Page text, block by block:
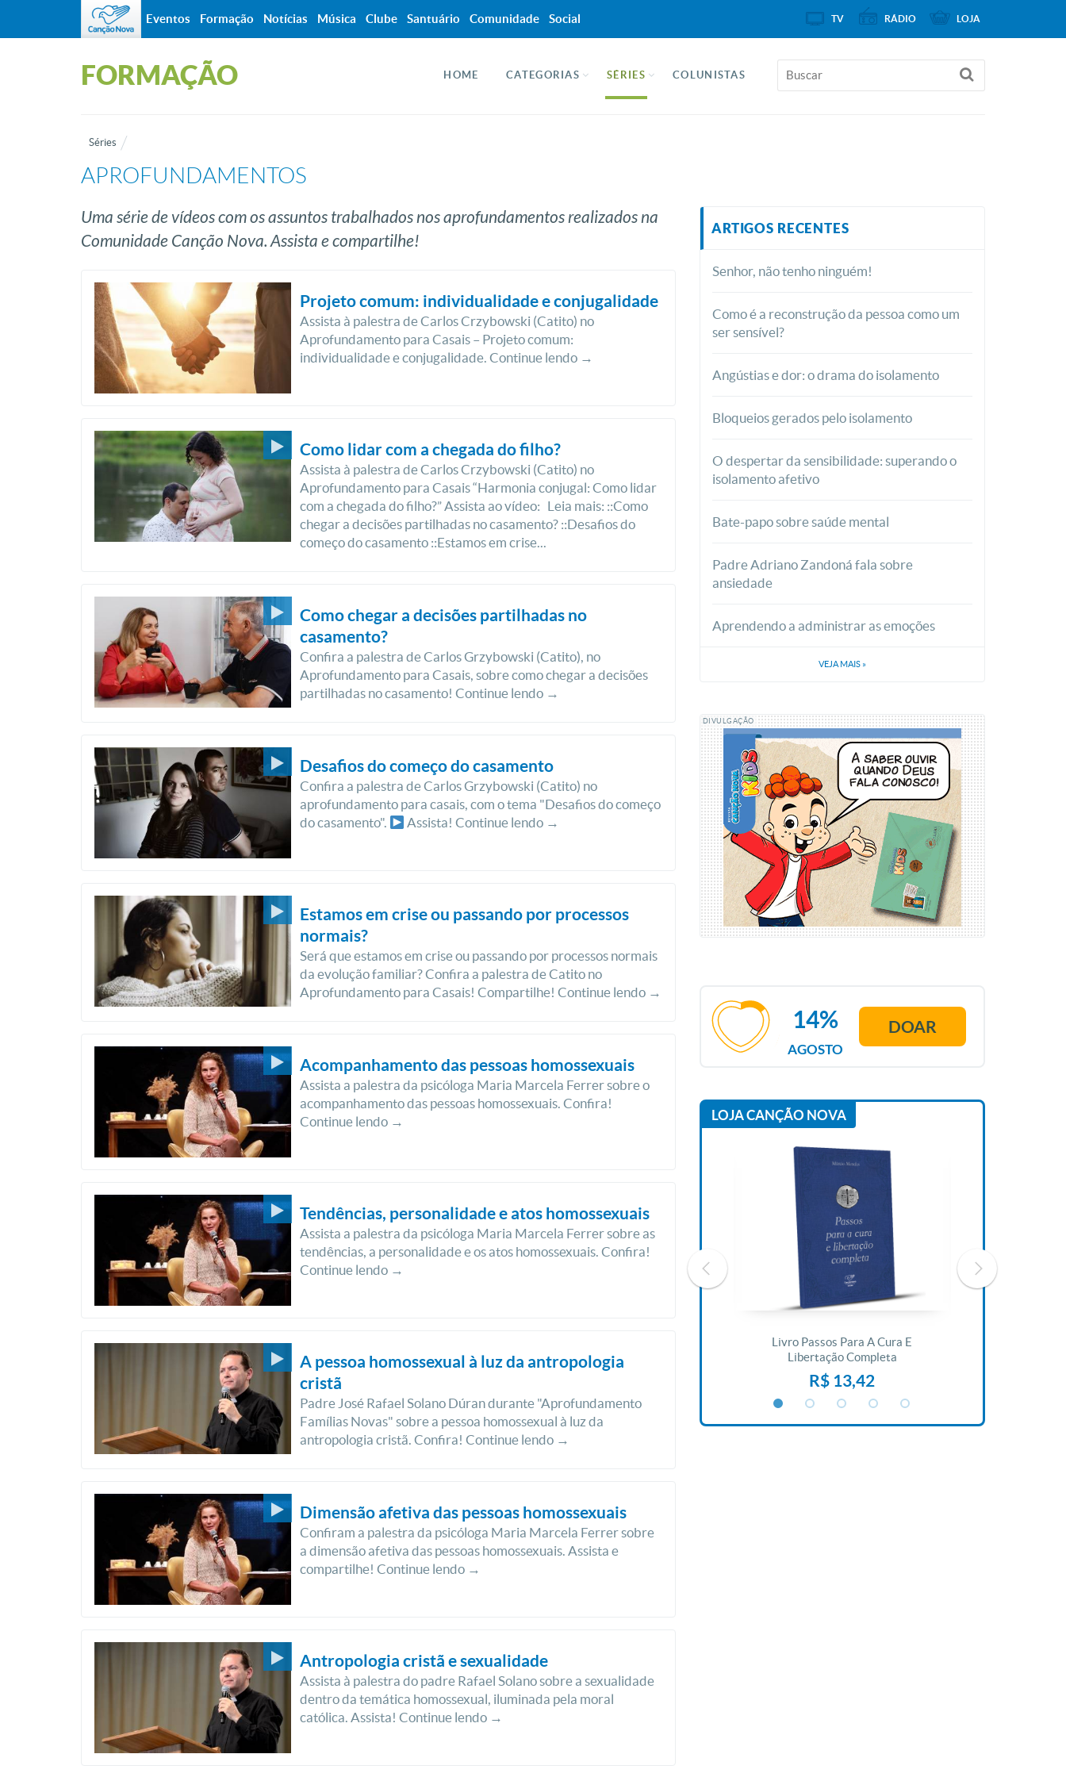
FORMAÇÃO HOME CATEGORIAS SÉRIES COLUNISTAS
Séries
APROFUNDAMENTOS
Uma série de vídeos com os assuntos trabalhados nos aprofundamentos realizados na
Comunidade Canção Nova. Assista e compartilhe!
Projeto comum: individualidade e conjugalidade
Assista à palestra de Carlos Crzybowski (Catito) no
Aprofundamento para Casais – Projeto comum:
individualidade e conjugalidade. Continue lendo →
Como lidar com a chegada do filho?
Assista à palestra de Carlos Crzybowski (Catito) no
Aprofundamento para Casais “Harmonia conjugal: Como lidar
com a chegada do filho?” Assista ao vídeo: Leia mais: ::Como
chegar a decisões partilhadas no casamento? ::Desafios do
começo do casamento ::Estamos em crise...
Como chegar a decisões partilhadas no
casamento?
Confira a palestra de Carlos Grzybowski (Catito), no
Aprofundamento para Casais, sobre como chegar a decisões
partilhadas no casamento! Continue lendo →
Desafios do começo do casamento
Confira a palestra de Carlos Grzybowski (Catito) no
aprofundamento para casais, com o tema "Desafios do começo
do casamento".
Assista! Continue lendo →
Estamos em crise ou passando por processos
normais?
Será que estamos em crise ou passando por processos normais
da evolução familiar? Confira a palestra de Catito no
Aprofundamento para Casais! Compartilhe! Continue lendo →
Acompanhamento das pessoas homossexuais
Assista a palestra da psicóloga Maria Marcela Ferrer sobre o
acompanhamento das pessoas homossexuais. Confira!
Continue lendo →
Tendências, personalidade e atos homossexuais
Assista a palestra da psicóloga Maria Marcela Ferrer sobre as
tendências, a personalidade e os atos homossexuais. Confira!
Continue lendo →
A pessoa homossexual à luz da antropologia
cristã
Padre José Rafael Solano Dúran durante "Aprofundamento
Famílias Novas" sobre a pessoa homossexual à luz da
antropologia cristã. Confira! Continue lendo →
Dimensão afetiva das pessoas homossexuais
Confiram a palestra da psicóloga Maria Marcela Ferrer sobre
a dimensão afetiva das pessoas homossexuais. Assista e
compartilhe! Continue lendo →
Antropologia cristã e sexualidade
Assista à palestra do padre Rafael Solano sobre a sexualidade
dentro da temática homossexual, iluminada pela moral
católica. Assista! Continue lendo →
ARTIGOS RECENTES
Senhor, não tenho ninguém!
Como é a reconstrução da pessoa como um
ser sensível?
Angústias e dor: o drama do isolamento
Bloqueios gerados pelo isolamento
O despertar da sensibilidade: superando o
isolamento afetivo
Bate-papo sobre saúde mental
Padre Adriano Zandoná fala sobre
ansiedade
Aprendendo a administrar as emoções
VEJA MAIS »
DIVULGAÇÃO
AGOSTO
14% DOAR
LOJA CANÇÃO NOVA
Vida De Jonas Abib
Livro Passos Para A Cura E
Libertação Completa
R$ 13,42
Eventos Formação Notícias Música Clube Santuário Comunidade Social TV RÁDIO LOJA